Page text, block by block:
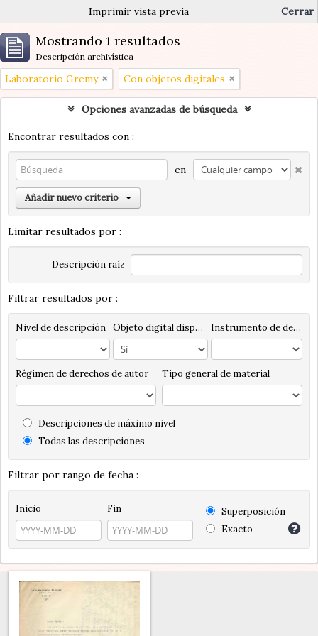
Imprimir vista previa Cerrar
Mostrando 1 resultados
Descripción archivística
Laboratorio Gremy Con objetos digitales
Opciones avanzadas de búsqueda
Encontrar resultados con :
en
Añadir nuevo criterio
Limitar resultados por :
Descripción raíz
Filtrar resultados por :
Nivel de descripción Objeto digital disponibles Instrumento de descripción
Régimen de derechos de autor Tipo general de material
Descripciones de máximo nivel
Todas las descripciones
Filtrar por rango de fecha :
Inicio Fin
Superposición
Exacto